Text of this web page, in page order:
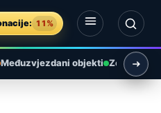
11%
Međuzvjezdani objekti Zemlja i